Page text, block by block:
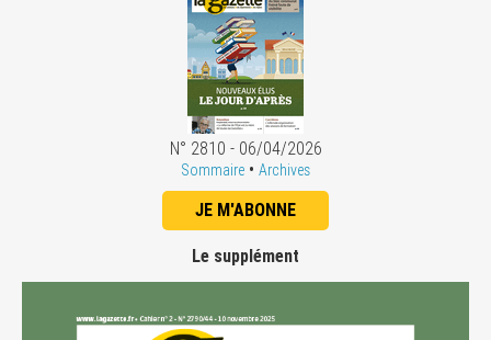
N° 2810 - 06/04/2026
Sommaire • Archives
JE M'ABONNE
Le supplément